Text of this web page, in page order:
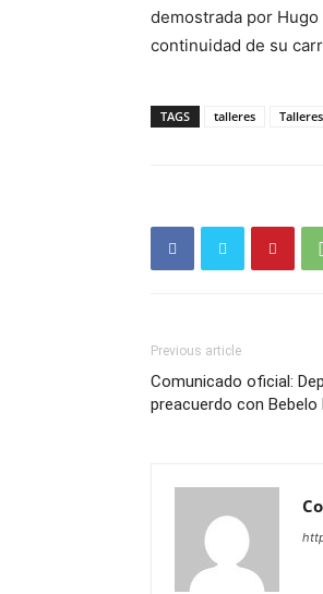
demostrada por
continuidad de su
TAGS talleres
Previous article
Comunicado oficial:
preacuerdo con Bebelo